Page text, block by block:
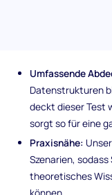
Umfassende
Datenstrukturen
deckt dieser Test
sorgt so für eine
Praxisnähe:
Szenarien,
theoretisches